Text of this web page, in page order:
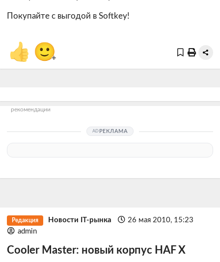
Покупайте с выгодой в Softkey!
👍 🙂+
рекомендации
РЕКЛАМА
Редакция Новости IT-рынка
26 мая 2010, 15:23
admin
Cooler Master: новый корпус HAF X